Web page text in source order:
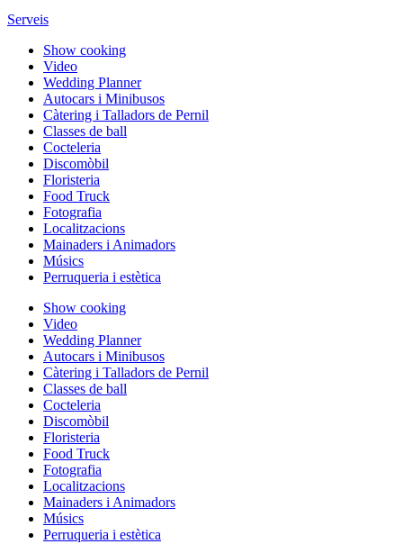
Serveis
Show cooking
Video
Wedding Planner
Autocars i Minibusos
Càtering i Talladors de Pernil
Classes de ball
Cocteleria
Discomòbil
Floristeria
Food Truck
Fotografia
Localitzacions
Mainaders i Animadors
Músics
Perruqueria i estètica
Show cooking
Video
Wedding Planner
Autocars i Minibusos
Càtering i Talladors de Pernil
Classes de ball
Cocteleria
Discomòbil
Floristeria
Food Truck
Fotografia
Localitzacions
Mainaders i Animadors
Músics
Perruqueria i estètica